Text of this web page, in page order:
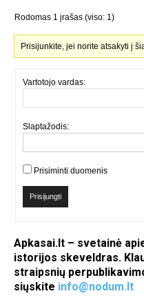
Rodomas 1 įrašas (viso: 1)
Prisijunkite, jei norite atsakyti į
Vartotojo vardas:
Slaptažodis:
Prisiminti duomenis
Prisijungti
Apkasai.lt – svetainė
istorijos skeveldras.
straipsnių
siųskite info@nodum.lt